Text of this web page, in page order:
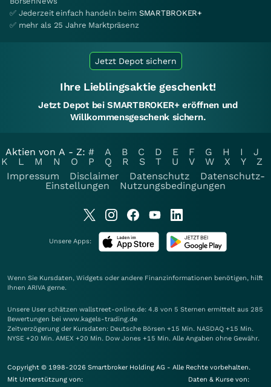
✅ Jederzeit einfach handeln beim SMARTBROKER+
✅ mehr als 25 Jahre Marktpräsenz
Jetzt Depot sichern
Ihre Lieblingsaktie geschenkt!
Jetzt Depot bei SMARTBROKER+ eröffnen und
Willkommensgeschenk sichern.
Aktien von A - Z: # A B C D E F G H I
J
K
L M N O P Q R S T U V W X Y
Z
Impressum
Disclaimer Datenschutz
Datenschutz-
Einstellungen
Nutzungsbedingungen
Unsere Apps:
Wenn Sie Kursdaten, Widgets oder andere Finanzinformationen benötigen, hilft
Ihnen ARIVA gerne.
Unsere User schätzen wallstreet-online.de: 4.8 von 5 Sternen ermittelt aus 285
Bewertungen bei www.kagels-trading.de
Zeitverzögerung der Kursdaten: Deutsche Börsen +15 Min. NASDAQ +15 Min.
NYSE +20 Min. AMEX +20 Min. Dow Jones +15 Min. Alle Angaben ohne Gewähr.
Copyright © 1998-2026 Smartbroker Holding AG - Alle Rechte vorbehalten.
Mit Unterstützung von:
Daten & Kurse von: